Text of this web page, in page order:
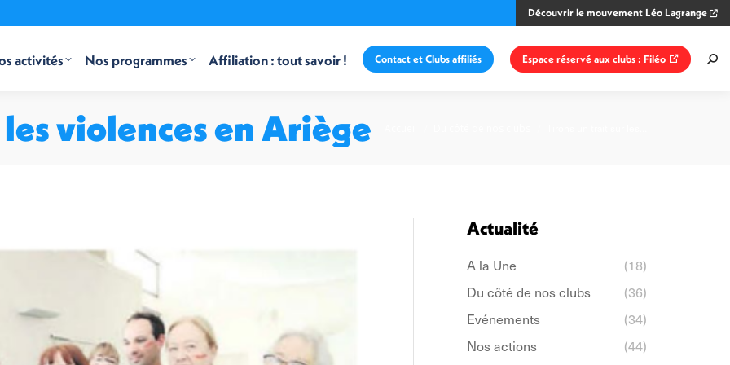
Découvrir le mouvement Léo Lagrange
activités Nos programmes Affiliation : tout savoir ! Contact et Clubs affiliés Espace réservé aux clubs : Filéo
violences en Ariège
Actualité
A la Une
(18)
Du côté de nos clubs
(36)
Evénements
(34)
Nos actions
(44)